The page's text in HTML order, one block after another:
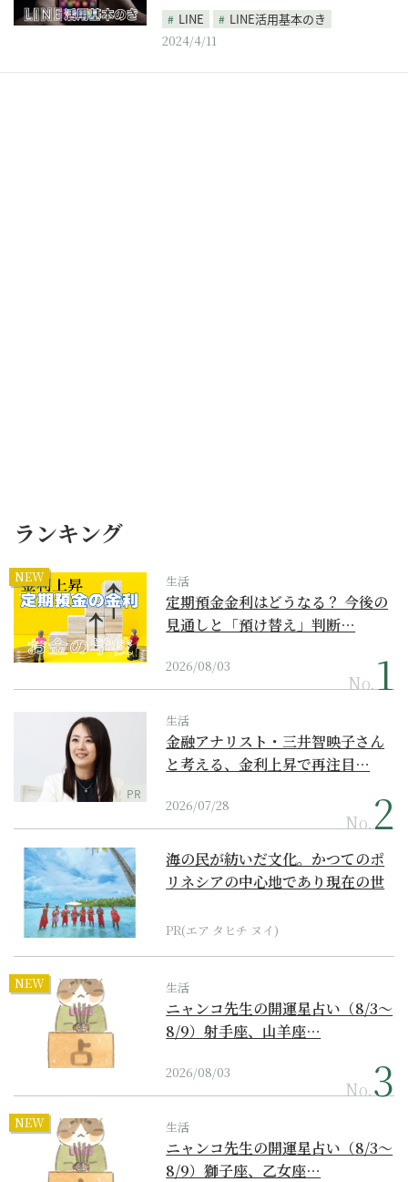
LINE
LINE活用基本のき
2024/4/11
ランキング
NEW 生活
定期預金金利はどうなる？ 今後の
見通しと「預け替え」判断…
2026/08/03
No.
PR
生活
金融アナリスト・三井智映子さん
と考える、金利上昇で再注目…
2026/07/28
No.
海の民が紡いだ文化。かつてのポ
リネシアの中心地であり現在の世
PR(エア タヒチ ヌイ)
NEW 生活
ニャンコ先生の開運星占い（8/3～
8/9）射手座、山羊座…
2026/08/03
No.
NEW 生活
ニャンコ先生の開運星占い（8/3～
8/9）獅子座、乙女座…